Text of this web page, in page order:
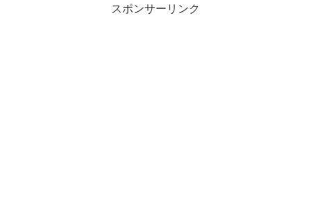
スポンサーリンク